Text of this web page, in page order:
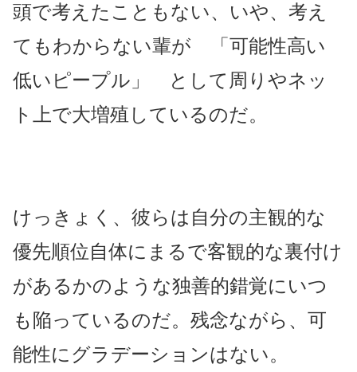
頭で考えたこともない、いや、考え
てもわからない輩が 「可能性高い
低いピープル」 として周りやネッ
ト上で大増殖しているのだ。
けっきょく、彼らは自分の主観的な
優先順位自体にまるで客観的な裏付け
があるかのような独善的錯覚にいつ
も陥っているのだ。残念ながら、可
能性にグラデーションはない。